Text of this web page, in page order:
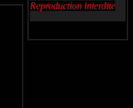
Reproduction interdite